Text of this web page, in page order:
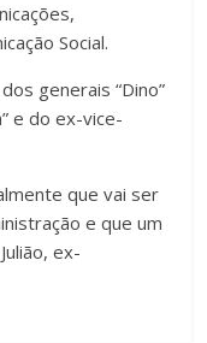
Social.
generais “Dino”
e do ex-vice-
que vai ser
e que um
ex-